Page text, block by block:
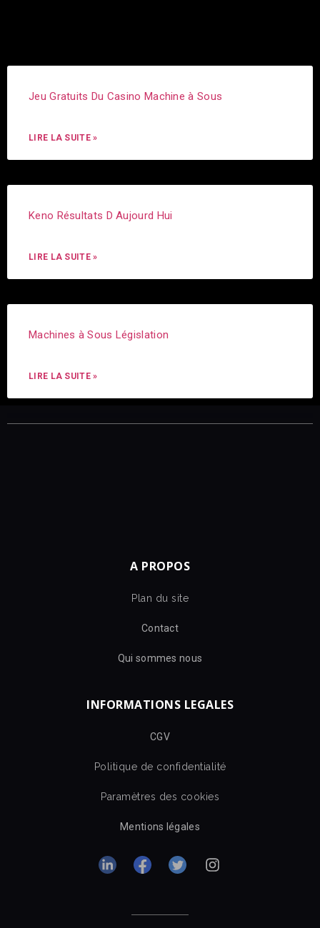
Jeu Gratuits Du Casino Machine à Sous
LIRE LA SUITE »
Keno Résultats D Aujourd Hui
LIRE LA SUITE »
Machines à Sous Législation
LIRE LA SUITE »
A PROPOS
Plan du site
Contact
Qui sommes nous
INFORMATIONS LEGALES
CGV
Politique de confidentialité
Paramètres des cookies
Mentions légales